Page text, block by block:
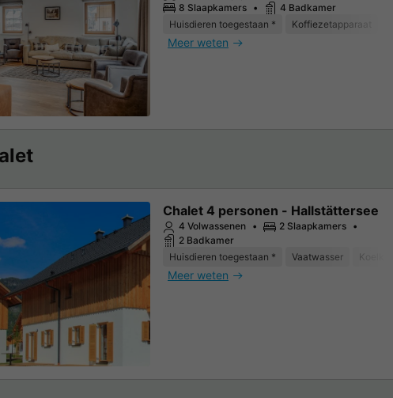
8 Slaapkamers
4 Badkamer
Huisdieren toegestaan *
Koffiezetapparaat
Meer weten
Chalet 4 personen - Hallstättersee
4 Volwassenen
2 Slaapkamers
2 Badkamer
Huisdieren toegestaan *
Vaatwasser Koelkast
Meer weten